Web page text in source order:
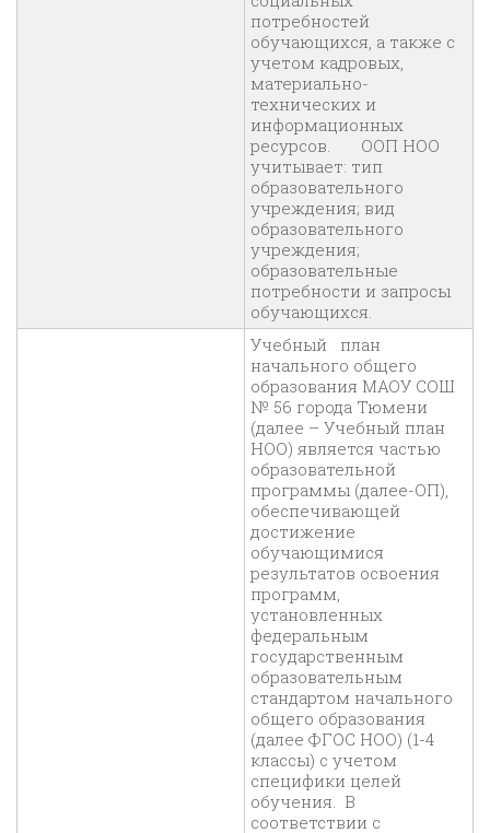
потребностей
обучающихся, а также с
учетом кадровых,
материально-
технических и
информационных
ресурсов. ООП НОО
учитывает: тип
образовательного
учреждения; вид
образовательного
учреждения;
образовательные
потребности и запросы
обучающихся.
Учебный план
начального общего
образования МАОУ СОШ
№ 56 города Тюмени
(далее – Учебный план
НОО) является частью
образовательной
программы (далее-ОП),
обеспечивающей
достижение
обучающимися
результатов освоения
программ,
установленных
федеральным
государственным
образовательным
стандартом начального
общего образования
(далее ФГОС НОО) (1-4
классы) с учетом
специфики целей
обучения. В
соответствии с